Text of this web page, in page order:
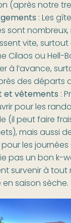
(après notre
: Les
sont nombreux,
vite,
Cilaos ou Hell-
à l’avance,
des départs
et vêtements :
pour les
(il peut faire
mais aussi
les journées
pas un bon k-
survenir à tout
saison sèche.